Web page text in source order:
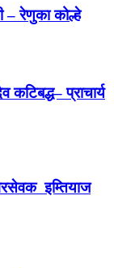
– रेणुका कोल्हे
कटिबद्ध– प्राचार्य
इम्तियाज